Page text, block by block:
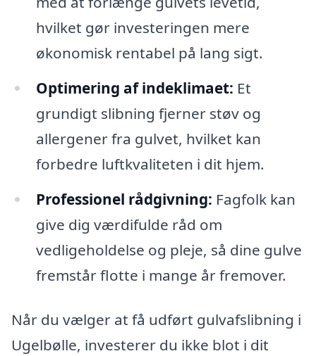
hvilket gør investeringen mere
økonomisk rentabel på lang sigt.
Optimering af indeklimaet: Et
grundigt slibning fjerner støv og
allergener fra gulvet, hvilket kan
forbedre luftkvaliteten i dit hjem.
Professionel rådgivning: Fagfolk kan
give dig værdifulde råd om
vedligeholdelse og pleje, så dine gulve
fremstår flotte i mange år fremover.
Når du vælger at få udført gulvafslibning i
Ugelbølle, investerer du ikke blot i dit